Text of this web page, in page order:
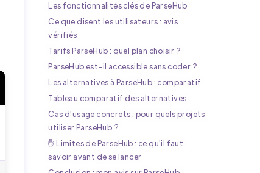
Les fonctionnalités clés de ParseHub
Ce que disent les utilisateurs : avis
vérifiés
Tarifs ParseHub : quel plan choisir ?
ParseHub est-il accessible sans coder ?
Les alternatives à ParseHub : comparatif
Tableau comparatif des alternatives
Cas d'usage concrets : pour quels projets
utiliser ParseHub ?
✋ Limites de ParseHub : ce qu'il faut
savoir avant de se lancer